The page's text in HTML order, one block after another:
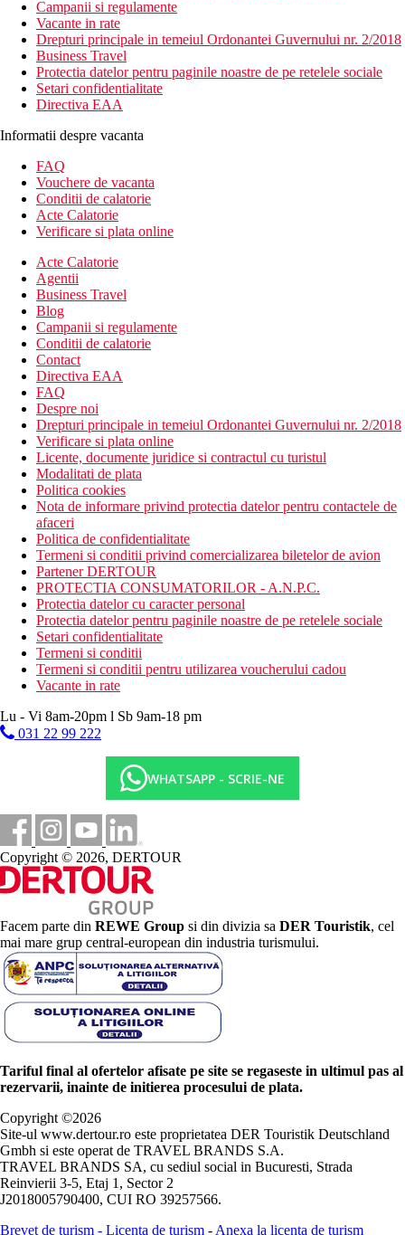
Campanii si regulamente
Vacante in rate
Drepturi principale in temeiul Ordonantei Guvernului nr. 2/2018
Business Travel
Protectia datelor pentru paginile noastre de pe retelele sociale
Setari confidentialitate
Directiva EAA
Informatii despre vacanta
FAQ
Vouchere de vacanta
Conditii de calatorie
Acte Calatorie
Verificare si plata online
Acte Calatorie
Agentii
Business Travel
Blog
Campanii si regulamente
Conditii de calatorie
Contact
Directiva EAA
FAQ
Despre noi
Drepturi principale in temeiul Ordonantei Guvernului nr. 2/2018
Verificare si plata online
Licente, documente juridice si contractul cu turistul
Modalitati de plata
Politica cookies
Nota de informare privind protectia datelor pentru contactele de
afaceri
Politica de confidentialitate
Termeni si conditii privind comercializarea biletelor de avion
Partener DERTOUR
PROTECTIA CONSUMATORILOR - A.N.P.C.
Protectia datelor cu caracter personal
Protectia datelor pentru paginile noastre de pe retelele sociale
Setari confidentialitate
Termeni si conditii
Termeni si conditii pentru utilizarea voucherului cadou
Vacante in rate
Lu - Vi 8am-20pm l Sb 9am-18 pm
031 22 99 222
WHATSAPP - SCRIE-NE
Copyright © 2026, DERTOUR
Facem parte din REWE Group si din divizia sa DER Touristik, cel
mai mare grup central-european din industria turismului.
Tariful final al ofertelor afisate pe site se regaseste in ultimul pas al
rezervarii, inainte de initierea procesului de plata.
Copyright ©2026
Site-ul www.dertour.ro este proprietatea DER Touristik Deutschland
Gmbh si este operat de TRAVEL BRANDS S.A.
TRAVEL BRANDS SA, cu sediul social in Bucuresti, Strada
Reinvierii 3-5, Etaj 1, Sector 2
J2018005790400, CUI RO 39257566.
Brevet de turism - Licenta de turism - Anexa la licenta de turism